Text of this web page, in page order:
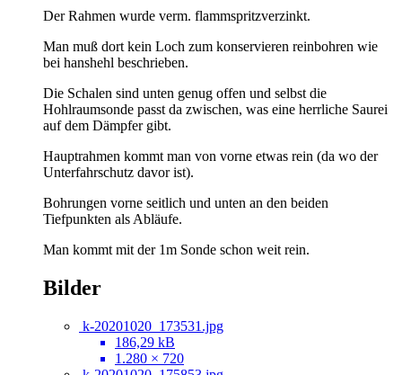
Der Rahmen wurde verm. flammspritzverzinkt.
Man muß dort kein Loch zum konservieren reinbohren wie
bei hanshehl beschrieben.
Die Schalen sind unten genug offen und selbst die
Hohlraumsonde passt da zwischen, was eine herrliche Saurei
auf dem Dämpfer gibt.
Hauptrahmen kommt man von vorne etwas rein (da wo der
Unterfahrschutz davor ist).
Bohrungen vorne seitlich und unten an den beiden
Tiefpunkten als Abläufe.
Man kommt mit der 1m Sonde schon weit rein.
Bilder
k-20201020_173531.jpg
186,29 kB
1.280 × 720